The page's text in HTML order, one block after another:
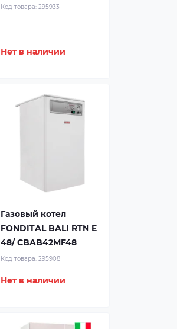
Код товара:295933
Нет в наличии
Газовый котел
FONDITAL BALI RTN E
48/ CBAB42MF48
Код товара:295908
Нет в наличии